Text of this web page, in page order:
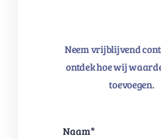
Neem vrijblijvend
ontdek hoe wij
toevoegen.